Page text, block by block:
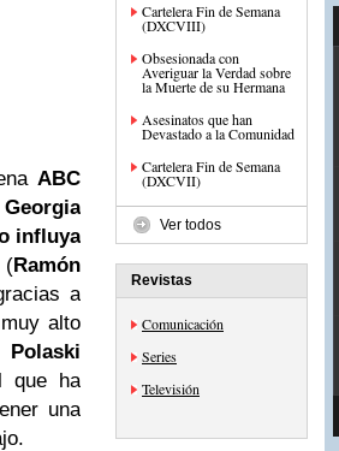
ABC
Georgia
influya
Ramón
a
alto
Polaski
que ha
una
Cartelera Fin de Semana
(DXCVIII)
Obsesionada con
Averiguar la Verdad sobre
la Muerte de su Hermana
Asesinatos que han
Devastado a la Comunidad
Cartelera Fin de Semana
(DXCVII)
Ver todos
Revistas
Comunicación
Series
Televisión